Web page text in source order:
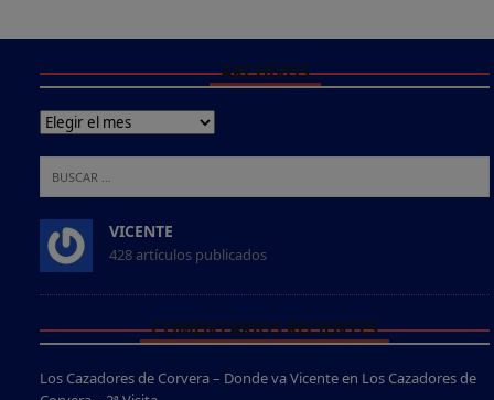
ARCHIVOS
VICENTE
428 artículos publicados
COMENTARIOS RECIENTES
Los Cazadores de Corvera – Donde va Vicenteen Los Cazadores de